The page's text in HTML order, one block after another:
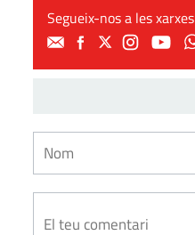
Segueix-nos a les xarxes